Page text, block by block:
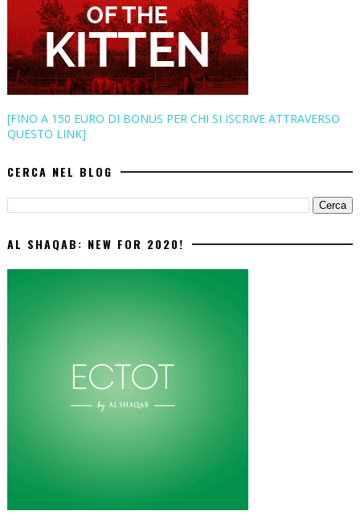
[FINO A 150 EURO DI BONUS PER CHI SI ISCRIVE ATTRAVERSO
QUESTO LINK]
CERCA NEL BLOG
AL SHAQAB: NEW FOR 2020!